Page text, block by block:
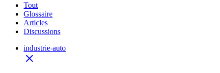
Tout
Glossaire
Articles
Discussions
industrie-auto